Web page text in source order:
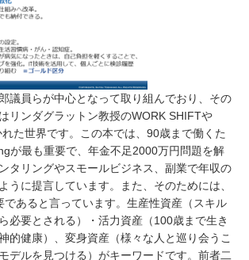
議員らが中心となって取り組んでおり、その
リンダグラットン教授のWORK SHIFTや
た世界です。この本では、90歳まで働くた
が最も重要で、年金不足2000万円問題を解
タリングやスモールビジネス、副業で年収の
うに提言しています。また、そのためには、
であると言っています。生産性資産（スキル
必要とされる）・活力資産（100歳まで生き
的健康）、変身資産（様々な人と巡り会うこ
デルを見つける）がキーワードです。前者二